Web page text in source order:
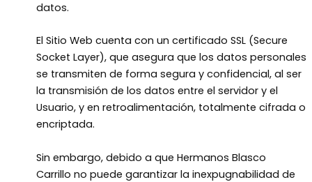
datos.
El Sitio Web cuenta con un certificado SSL (Secure
Socket Layer), que asegura que los datos personales
se transmiten de forma segura y confidencial, al ser
la transmisión de los datos entre el servidor y el
Usuario, y en retroalimentación, totalmente cifrada o
encriptada.
Sin embargo, debido a que Hermanos Blasco
Carrillo no puede garantizar la inexpugnabilidad de